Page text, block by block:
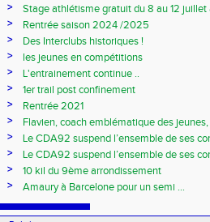
>
Stage athlétisme gratuit du 8 au 12 juillet
>
Rentrée saison 2024 /2025
>
Des Interclubs historiques !
>
les jeunes en compétitions
>
L'entrainement continue ..
>
1er trail post confinement
>
Rentrée 2021
>
Flavien, coach emblématique des
>
Le CDA92 suspend l’ensemble de ses
rassemblements et entraînements en
>
Le CDA92 suspend l’ensemble de ses
rassemblements et entraînements en
>
10 kil du 9ème arrondissement
> Amaury à Barcelone pour un semi ...